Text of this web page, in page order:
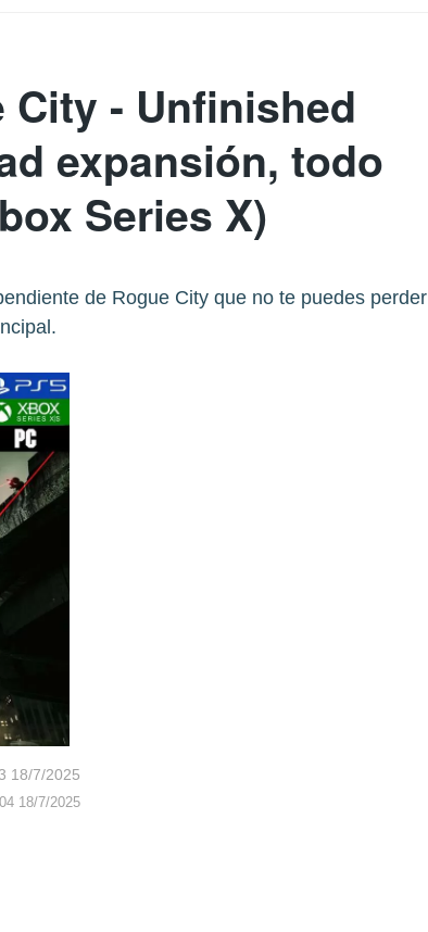
City - Unfinished
expansión, todo
Series X)
de Rogue City que no te puedes perder
18/7/2025
18/7/2025